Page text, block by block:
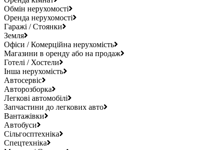
Обмін нерухомості
Оренда нерухомості
Гаражі / Стоянки
Земля
Офіси / Комерційна нерухомість
Магазини в оренду або на продаж
Готелі / Хостели
Інша нерухомість
Автосервіс
Авторозборка
Легкові автомобілі
Запчастини до легкових авто
Вантажівки
Автобуси
Сільгосптехніка
Спецтехніка